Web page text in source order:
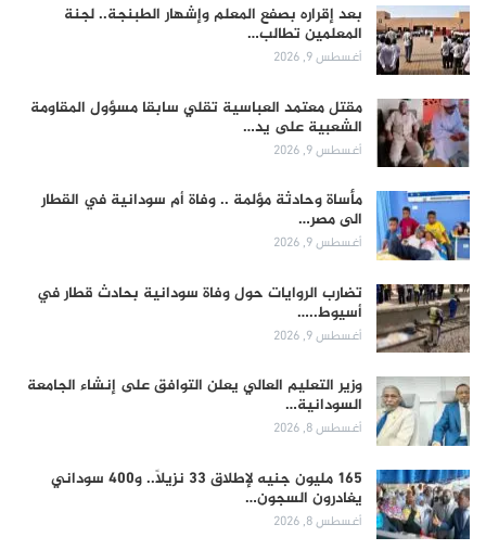
بعد إقراره بصفع المعلم وإشهار الطبنجة.. لجنة
المعلمين تطالب…
أغسطس 9, 2026
مقتل معتمد العباسية تقلي سابقا مسؤول المقاومة
الشعبية على يد…
أغسطس 9, 2026
مأساة وحادثة مؤلمة .. وفاة أم سودانية في القطار
الى مصر…
أغسطس 9, 2026
تضارب الروايات حول وفاة سودانية بحادث قطار في
أسيوط..…
أغسطس 9, 2026
وزير التعليم العالي يعلن التوافق على إنشاء الجامعة
السودانية…
أغسطس 8, 2026
165 مليون جنيه لإطلاق 33 نزيلاً.. و400 سوداني
يغادرون السجون…
أغسطس 8, 2026